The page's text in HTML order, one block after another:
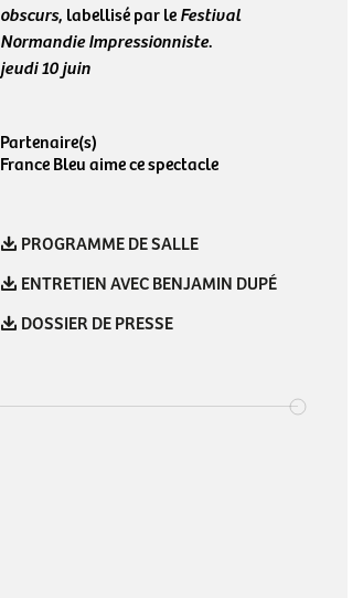
obscurs, labellisé par le Festival
Normandie Impressionniste.
jeudi 10 juin
Partenaire(s)
France Bleu aime ce spectacle
PROGRAMME DE SALLE
ENTRETIEN AVEC BENJAMIN DUPÉ
DOSSIER DE PRESSE